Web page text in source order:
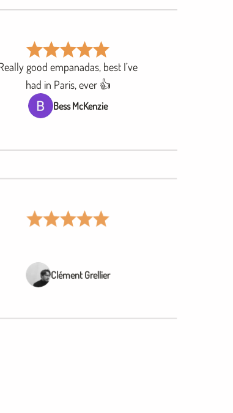
good empanadas, best I’ve
had in Paris, ever 👍
Bess McKenzie
Clément Grellier